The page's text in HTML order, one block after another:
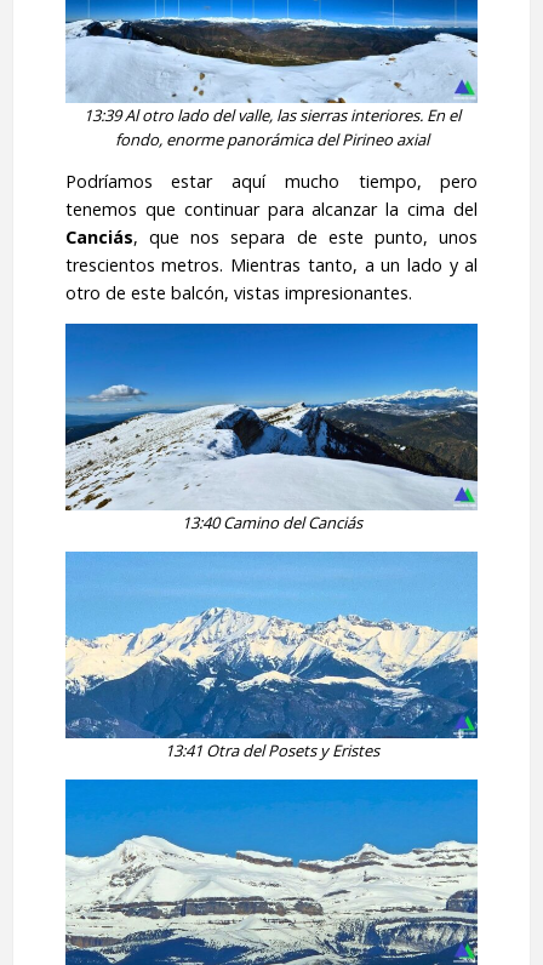
13:39 Al otro lado del valle, las sierras interiores. En el
fondo, enorme panorámica del Pirineo axial
Podríamos estar aquí mucho tiempo, pero
tenemos que continuar para alcanzar la cima del
Canciás, que nos separa de este punto, unos
trescientos metros. Mientras tanto, a un lado y al
otro de este balcón, vistas impresionantes.
13:40 Camino del Canciás
13:41 Otra del Posets y Eristes